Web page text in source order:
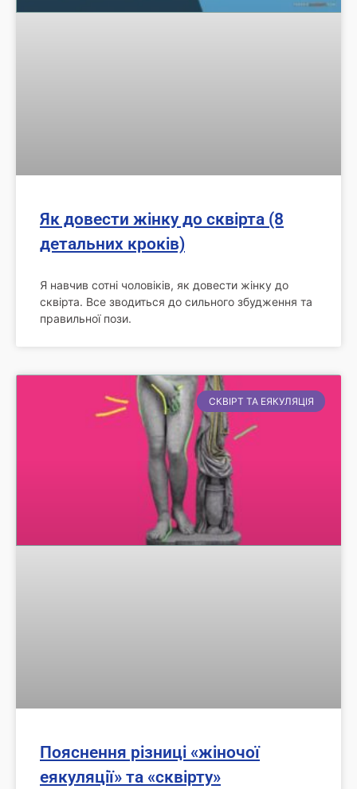
Як довести жінку до сквірта (8
детальних кроків)
Я навчив сотні чоловіків, як довести жінку до
сквірта. Все зводиться до сильного збудження та
правильної пози.
СКВІРТ ТА ЕЯКУЛЯЦІЯ
Пояснення різниці «жіночої
еякуляції» та «сквірту»